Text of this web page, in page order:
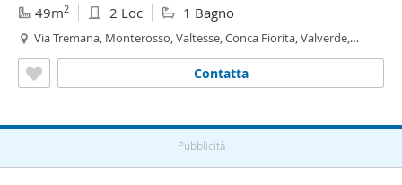
49m2 2 Loc 1 Bagno
Via Tremana, Monterosso, Valtesse, Conca Fiorita, Valverde,
Contatta
Pubblicità